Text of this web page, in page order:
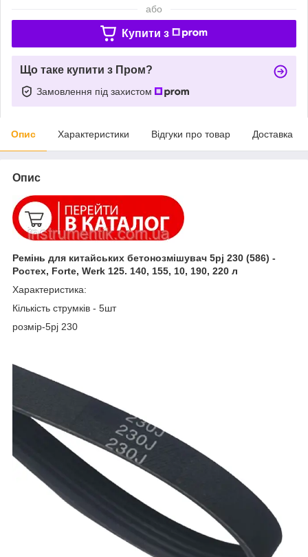
або
Купити з
Що таке купити з Пром?
Замовлення під захистом
Опис Характеристики Відгуки про товар Доставка
Опис
Ремінь для китайських бетонозмішувач 5pj 230 (586) -
Ростех, Forte, Werk 125. 140, 155, 10, 190, 220 л
Характеристика:
Кількість струмків - 5шт
розмір-5pj 230